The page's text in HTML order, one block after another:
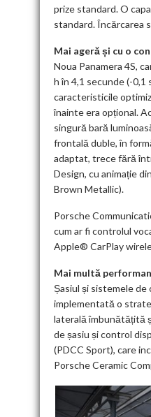
prize standard. O
standard. Încărcarea
Mai ageră și cu o
Noua Panamera 4S,
h în 4,1 secunde (-0,1
caracteristicile
înainte era opțional.
singură bară
frontală duble, în
adaptat, trece fără
Design, cu animație
Brown Metallic).
Porsche
cum ar fi controlul
Apple® CarPlay
Mai multă
Șasiul și sistemele
implementată o
laterală îmbunătățită
de șasiu și control
(PDCC Sport), care
Porsche Ceramic